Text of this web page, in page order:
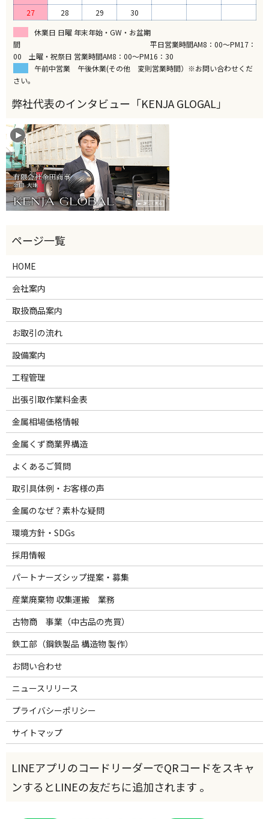
27
28 29
30
休業日 日曜 年末年始・GW・お盆期
間 平日営業時間AM8：00～PM17：
00 土曜・祝祭日 営業時間AM8：00～PM16：30
午前中営業 午後休業(その他 変則営業時間）※お問い合わせくだ
さい。
HOME
会社案内
取扱商品案内
お取引の流れ
設備案内
工程管理
出張引取作業料金表
金属相場価格情報
金属くず商業界構造
よくあるご質問
取引具体例・お客様の声
金属のなぜ？素朴な疑問
環境方針・SDGs
採用情報
パートナーズシップ提案・募集
産業廃棄物 収集運搬 業務
古物商 事業（中古品の売買）
鉄工部（鋼鉄製品 構造物 製作）
お問い合わせ
ニュースリリース
プライバシーポリシー
サイトマップ